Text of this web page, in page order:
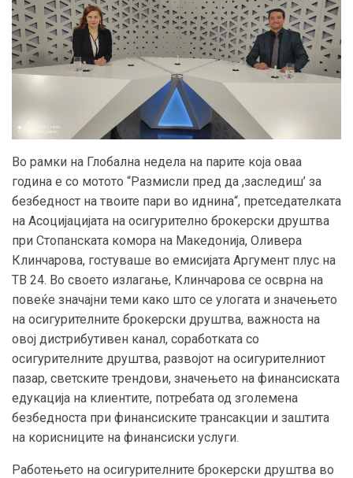
Во рамки на Глобална недела на парите која оваа
година е со мотото “Размисли пред да ,заследиш’ за
безбедност на твоите пари во иднина“, претседателката
на Асоцијацијата на осигурително брокерски друштва
при Стопанската комора на Македонија, Оливера
Клинчарова, гостуваше во емисијата Аргумент плус на
ТВ 24. Во своето излагање, Клинчарова се осврна на
повеќе значајни теми како што се улогата и значењето
на осигурителните брокерски друштва, важноста на
овој дистрибутивен канал, соработката со
осигурителните друштва, развојот на осигурителниот
пазар, светските трендови, значењето на финансиската
едукација на клиентите, потребата од зголемена
безбедноста при финансиските трансакции и заштита
на корисниците на финансиски услуги.
Работењето на осигурителните брокерски друштва во